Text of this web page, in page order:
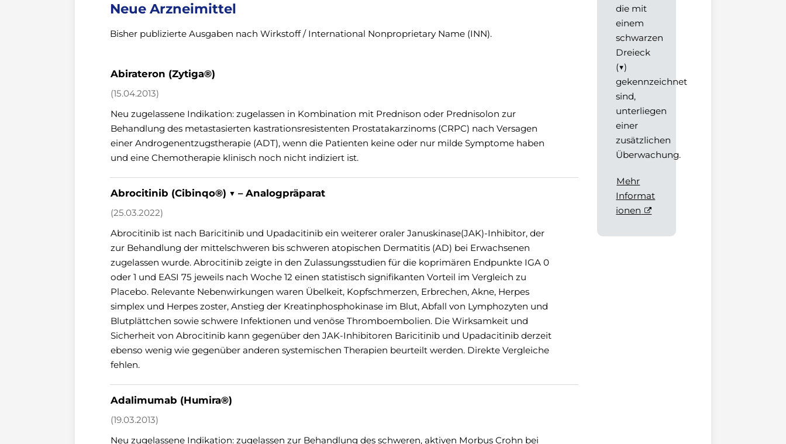
Neue Arzneimittel
Bisher publizierte Ausgaben nach Wirkstoff / International Nonproprietary Name (INN).
Abirateron (Zytiga®)
(15.04.2013)
Neu zugelassene Indikation: zugelassen in Kombination mit Prednison oder Prednisolon zur
Behandlung des metastasierten kastrationsresistenten Prostatakarzinoms (CRPC) nach Versagen
einer Androgenentzugstherapie (ADT), wenn die Patienten keine oder nur milde Symptome haben
und eine Chemotherapie klinisch noch nicht indiziert ist.
Abrocitinib (Cibinqo®) ▼ – Analogpräparat
(25.03.2022)
Abrocitinib ist nach Baricitinib und Upadacitinib ein weiterer oraler Januskinase(JAK)-Inhibitor, der
zur Behandlung der mittelschweren bis schweren atopischen Dermatitis (AD) bei Erwachsenen
zugelassen wurde. Abrocitinib zeigte in den Zulassungsstudien für die koprimären Endpunkte IGA 0
oder 1 und EASI 75 jeweils nach Woche 12 einen statistisch signifikanten Vorteil im Vergleich zu
Placebo. Relevante Nebenwirkungen waren Übelkeit, Kopfschmerzen, Erbrechen, Akne, Herpes
simplex und Herpes zoster, Anstieg der Kreatinphosphokinase im Blut, Abfall von Lymphozyten und
Blutplättchen sowie schwere Infektionen und venöse Thromboembolien. Die Wirksamkeit und
Sicherheit von Abrocitinib kann gegenüber den JAK-Inhibitoren Baricitinib und Upadacitinib derzeit
ebenso wenig wie gegenüber anderen systemischen Therapien beurteilt werden. Direkte Vergleiche
fehlen.
Adalimumab (Humira®)
(19.03.2013)
Neu zugelassene Indikation: zugelassen zur Behandlung des schweren, aktiven Morbus Crohn bei
die mit
einem
schwarzen
Dreieck
(▼)
gekennzeichnet
sind,
unterliegen
einer
zusätzlichen
Überwachung.
Mehr
Informat
ionen